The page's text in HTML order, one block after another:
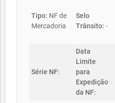
Tipo: NF de
Mercadoria
Selo
Trânsito: -
Série NF:
Data
Limite
para
Expedição
da NF: